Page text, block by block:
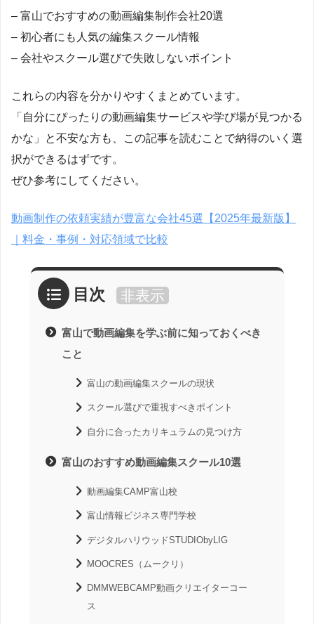
– 富山でおすすめの動画編集制作会社20選
– 初心者にも人気の編集スクール情報
– 会社やスクール選びで失敗しないポイント
これらの内容を分かりやすくまとめています。
「自分にぴったりの動画編集サービスや学び場が見つかる
かな」と不安な方も、この記事を読むことで納得のいく選
択ができるはずです。
ぜひ参考にしてください。
動画制作の依頼実績が豊富な会社45選【2025年最新版】
｜料金・事例・対応領域で比較
目次 非表示
富山で動画編集を学ぶ前に知っておくべき
こと
富山の動画編集スクールの現状
スクール選びで重視すべきポイント
自分に合ったカリキュラムの見つけ方
富山のおすすめ動画編集スクール10選
動画編集CAMP富山校
富山情報ビジネス専門学校
デジタルハリウッドSTUDIObyLIG
MOOCRES（ムークリ）
DMMWEBCAMP動画クリエイターコー
ス